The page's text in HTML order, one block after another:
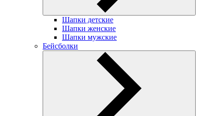
Шапки детские
Шапки женские
Шапки мужские
Бейсболки